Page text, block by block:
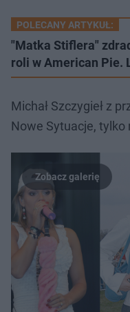
POLECANY ARTYKUŁ:
"Matka Stiflera"
roli w American Pie.
Michał Szczygieł z
Nowe Sytuacje, tylko